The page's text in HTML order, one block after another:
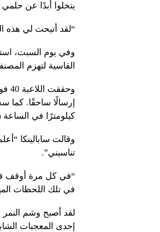
يتخلوا أبدًا عن
“لقد أتيحت لي هذه
وفي يوم السبت،
القاسية لتهزم
كيلومترًا في الساعة (119 ميلًا في
وقالت سابالينكا
تناسبني”.
“في كل مرة أوقف
في تلك اللحظات
لقد أصبح وشم
إحدى المعجبات